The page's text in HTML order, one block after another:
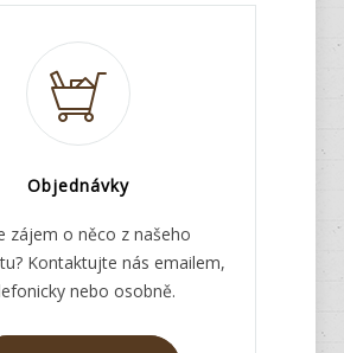
Objednávky
zájem o něco z našeho
Kontaktujte nás emailem,
nebo osobně.